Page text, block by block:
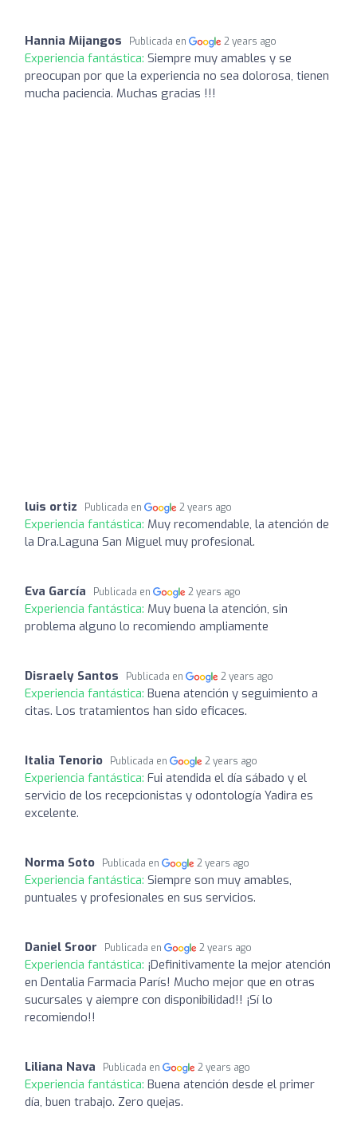
Hannia Mijangos Publicada en 2 years ago
Experiencia fantástica: Siempre muy amables y se
preocupan por que la experiencia no sea dolorosa, tienen
mucha paciencia. Muchas gracias !!!
luis ortiz Publicada en 2 years ago
Experiencia fantástica: Muy recomendable, la atención de
la Dra.Laguna San Miguel muy profesional.
Eva García Publicada en 2 years ago
Experiencia fantástica: Muy buena la atención, sin
problema alguno lo recomiendo ampliamente
Disraely Santos Publicada en 2 years ago
Experiencia fantástica: Buena atención y seguimiento a
citas. Los tratamientos han sido eficaces.
Italia Tenorio Publicada en 2 years ago
Experiencia fantástica: Fui atendida el día sábado y el
servicio de los recepcionistas y odontología Yadira es
excelente.
Norma Soto Publicada en 2 years ago
Experiencia fantástica: Siempre son muy amables,
puntuales y profesionales en sus servicios.
Daniel Sroor Publicada en 2 years ago
Experiencia fantástica: ¡Definitivamente la mejor atención
en Dentalia Farmacia París! Mucho mejor que en otras
sucursales y aiempre con disponibilidad!! ¡Sí lo
recomiendo!!
Liliana Nava Publicada en 2 years ago
Experiencia fantástica: Buena atención desde el primer
día, buen trabajo. Zero quejas.